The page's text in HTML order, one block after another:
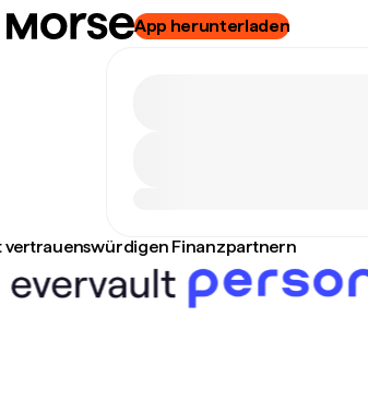
App herunterladen
vertrauenswürdigen Finanzpartnern